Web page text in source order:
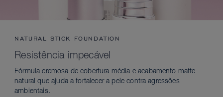
NATURAL STICK FOUNDATION
Resistência impecável
Fórmula cremosa de cobertura média e acabamento matte
natural que ajuda a fortalecer a pele contra agressões
ambientais.